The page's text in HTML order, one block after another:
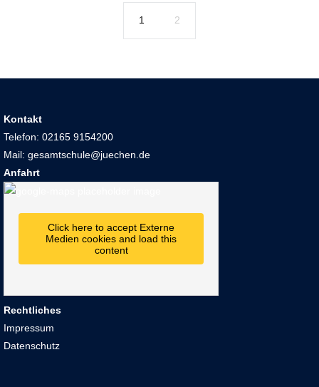
1 2
Kontakt
Telefon: 02165 9154200
Mail: gesamtschule@juechen.de
Anfahrt
Click here to accept Externe
Medien cookies and load this
content
Rechtliches
Impressum
Datenschutz